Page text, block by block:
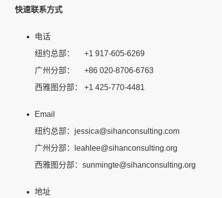
快速联系方式
电话
纽约总部： +1 917-605-6269
广州分部： +86 020-8706-6763
西雅图分部： +1 425-770-4481
Email
纽约总部：jessica@sihanconsulting.com
广州分部：leahlee@sihanconsulting.org
西雅图分部：sunmingte@sihanconsulting.org
地址